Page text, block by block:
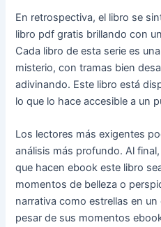
En retrospectiva, el libro se
libro pdf gratis brillando con
Cada libro de esta serie es
misterio, con tramas bien
adivinando. Este libro está
lo que lo hace accesible a un
Los lectores más exigentes
análisis más profundo. Al
que hacen ebook este libro
momentos de belleza o
narrativa como estrellas en
pesar de sus momentos